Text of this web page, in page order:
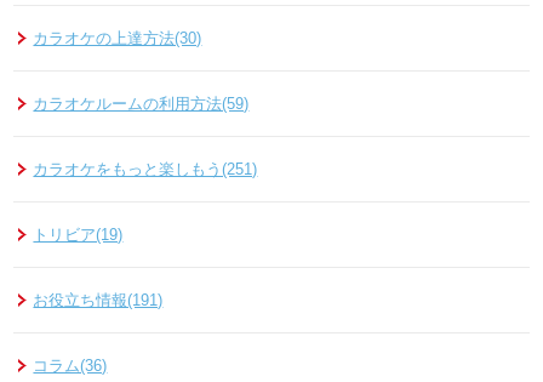
カラオケの上達方法(30)
カラオケルームの利用方法(59)
カラオケをもっと楽しもう(251)
トリビア(19)
お役立ち情報(191)
コラム(36)